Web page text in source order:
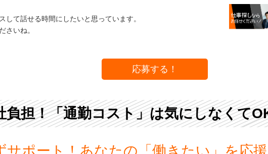
して話せる時間にしたいと思っています。
さいね。
応募する！
負担！「通勤コスト」は気にしなくて
サポート！あなたの「働きたい」を応